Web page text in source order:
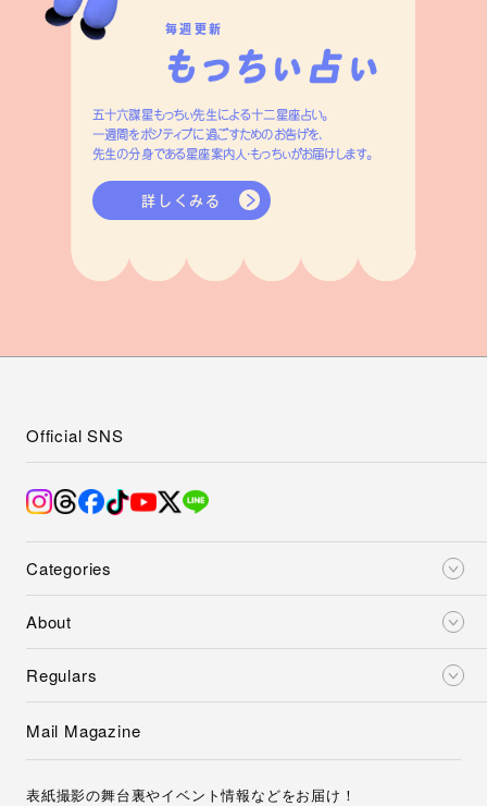
毎週更新
五十六謀星もっちぃ先生による十二星座占い。
一週間をポジティブに過ごすためのお告げを、
先生の分身である星座案内人・もっちぃがお届けします。
詳しくみる
Categories
About
Regulars
Official SNS
Mail Magazine
表紙撮影の舞台裏やイベント情報などをお届け！